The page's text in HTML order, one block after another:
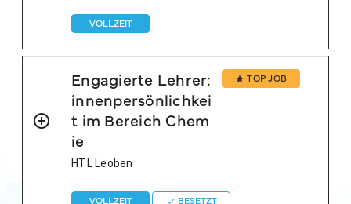
VOLLZEIT
Engagierte Lehrer:
innenpersönlichkei
t im Bereich Chem
ie
TOP JOB
HTL Leoben
VOLLZEIT BESETZT